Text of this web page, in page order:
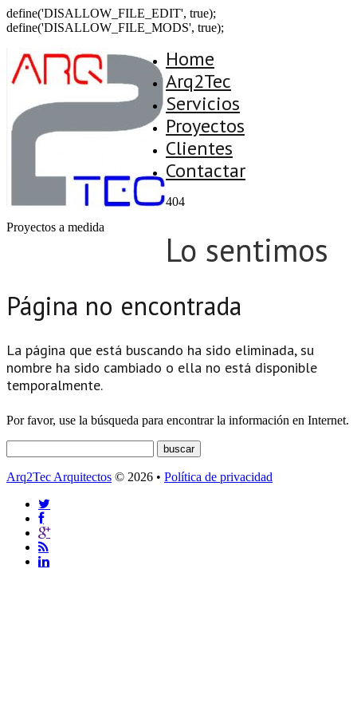
define('DISALLOW_FILE_EDIT', true);
define('DISALLOW_FILE_MODS', true);
Proyectos a medida
Home
Arq2Tec
Servicios
Proyectos
Clientes
Contactar
404
Lo sentimos
Página no encontrada
La página que está buscando ha sido eliminada, su
nombre ha sido cambiado o ella no está disponible
temporalmente.
Por favor, use la búsqueda para encontrar la información en Internet.
Arq2Tec Arquitectos © 2026 • Política de privacidad